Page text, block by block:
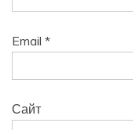
Email *
Сайт